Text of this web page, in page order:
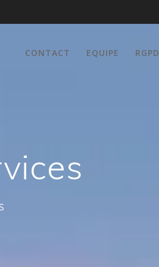
CONTACT EQUIPE RGPD